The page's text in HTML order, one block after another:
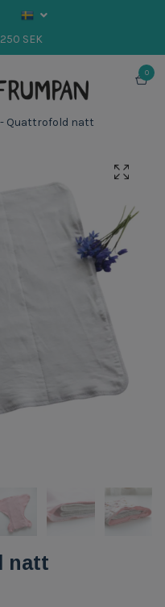
SEK
0
- Quattrofold natt
natt